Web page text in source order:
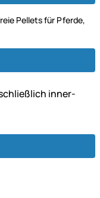
Pellets für Pferde,
inner­